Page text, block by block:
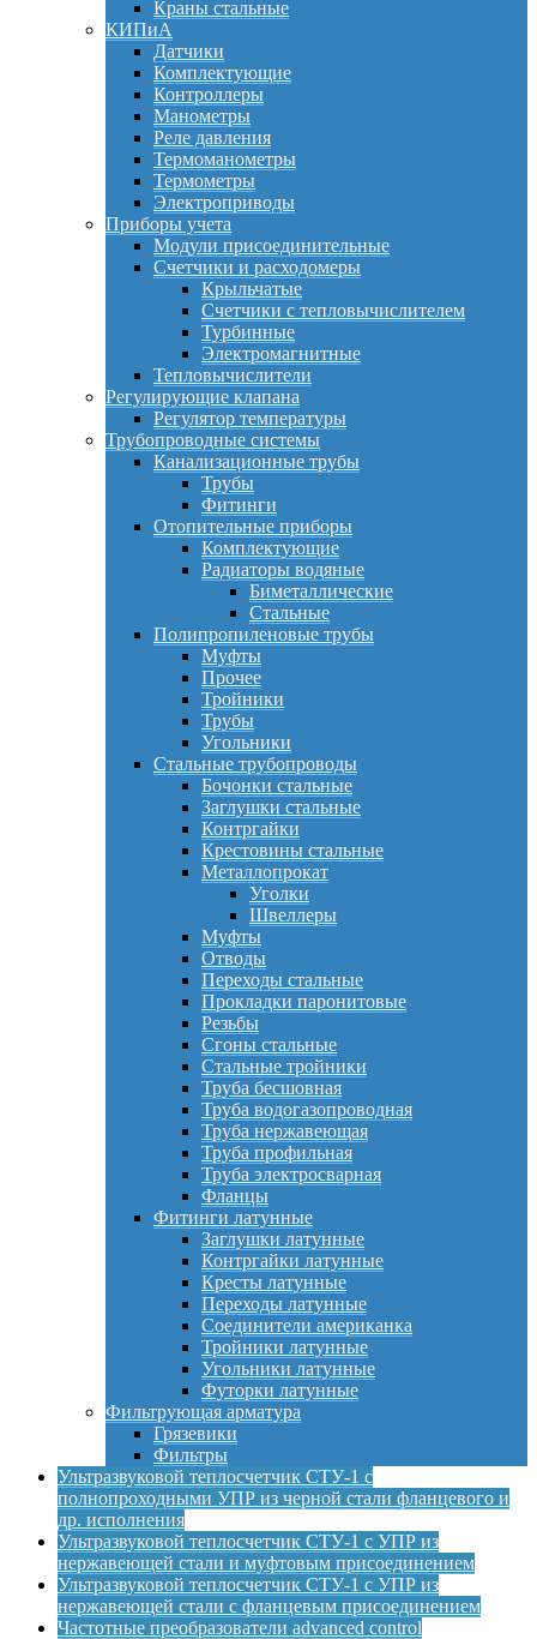
Краны стальные
КИПиА
Датчики
Комплектующие
Контроллеры
Манометры
Реле давления
Термоманометры
Термометры
Электроприводы
Приборы учета
Модули присоединительные
Счетчики и расходомеры
Крыльчатые
Счетчики с тепловычислителем
Турбинные
Электромагнитные
Тепловычислители
Регулирующие клапана
Регулятор температуры
Трубопроводные системы
Канализационные трубы
Трубы
Фитинги
Отопительные приборы
Комплектующие
Радиаторы водяные
Биметаллические
Стальные
Полипропиленовые трубы
Муфты
Прочее
Тройники
Трубы
Угольники
Стальные трубопроводы
Бочонки стальные
Заглушки стальные
Контргайки
Крестовины стальные
Металлопрокат
Уголки
Швеллеры
Муфты
Отводы
Переходы стальные
Прокладки паронитовые
Резьбы
Сгоны стальные
Стальные тройники
Труба бесшовная
Труба водогазопроводная
Труба нержавеющая
Труба профильная
Труба электросварная
Фланцы
Фитинги латунные
Заглушки латунные
Контргайки латунные
Кресты латунные
Переходы латунные
Соединители американка
Тройники латунные
Угольники латунные
Футорки латунные
Фильтрующая арматура
Грязевики
Фильтры
Ультразвуковой теплосчетчик СТУ-1 с
полнопроходными УПР из черной стали фланцевого и
др. исполнения
Ультразвуковой теплосчетчик СТУ-1 с УПР из
нержавеющей стали и муфтовым присоединением
Ультразвуковой теплосчетчик СТУ-1 с УПР из
нержавеющей стали с фланцевым присоединением
Частотные преобразователи advanced control